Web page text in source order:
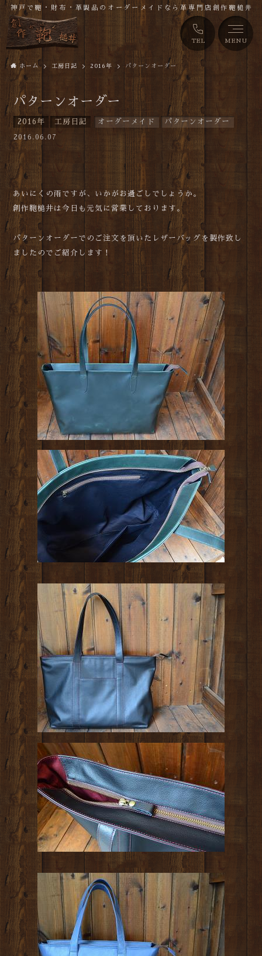
TEL MENU
神戸で鞄・財布・革製品のオーダーメイドなら革専門店創作鞄槌井
ホーム 工房日記 2016年 パターンオーダー
パターンオーダー
2016年 工房日記 オーダーメイド パターンオーダー
2016.06.07
あいにくの雨ですが、いかがお過ごしでしょうか。
創作鞄槌井は今日も元気に営業しております。
パターンオーダーでのご注文を頂いたレザーバッグを製作致し
ましたのでご紹介します！